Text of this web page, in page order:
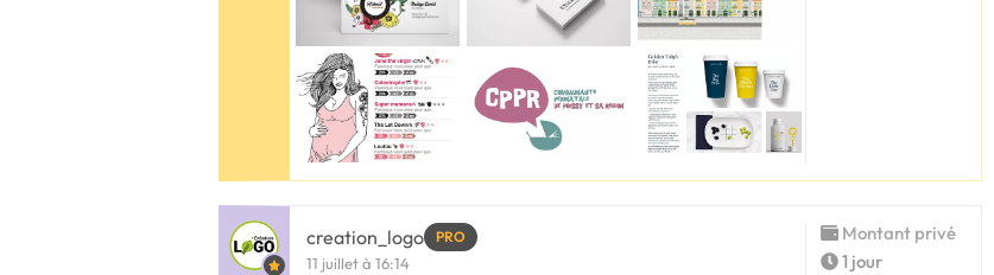
creation_logo PRO
11 juillet à 16:14
Montant privé
1 jour